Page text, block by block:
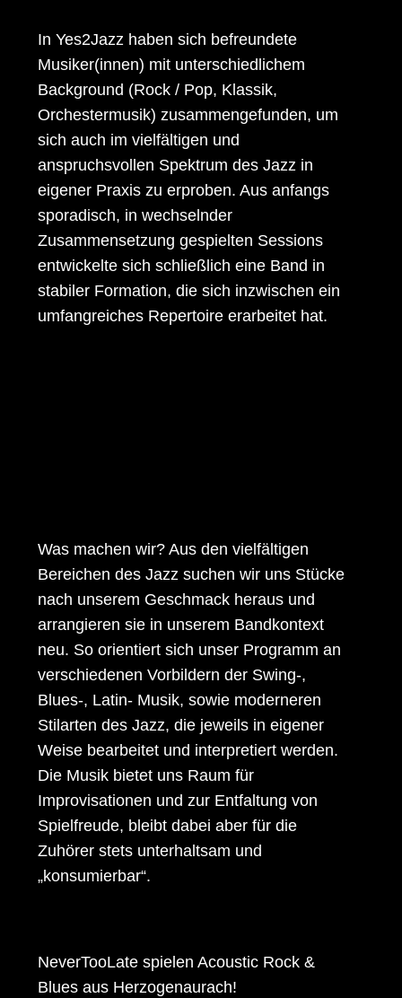
In Yes2Jazz haben sich befreundete
Musiker(innen) mit unterschiedlichem
Background (Rock / Pop, Klassik,
Orchestermusik) zusammengefunden, um
sich auch im vielfältigen und
anspruchsvollen Spektrum des Jazz in
eigener Praxis zu erproben. Aus anfangs
sporadisch, in wechselnder
Zusammensetzung gespielten Sessions
entwickelte sich schließlich eine Band in
stabiler Formation, die sich inzwischen ein
umfangreiches Repertoire erarbeitet hat.
Was machen wir? Aus den vielfältigen
Bereichen des Jazz suchen wir uns Stücke
nach unserem Geschmack heraus und
arrangieren sie in unserem Bandkontext
neu. So orientiert sich unser Programm an
verschiedenen Vorbildern der Swing-,
Blues-, Latin- Musik, sowie moderneren
Stilarten des Jazz, die jeweils in eigener
Weise bearbeitet und interpretiert werden.
Die Musik bietet uns Raum für
Improvisationen und zur Entfaltung von
Spielfreude, bleibt dabei aber für die
Zuhörer stets unterhaltsam und
„konsumierbar“.
NeverTooLate spielen Acoustic Rock &
Blues aus Herzogenaurach!